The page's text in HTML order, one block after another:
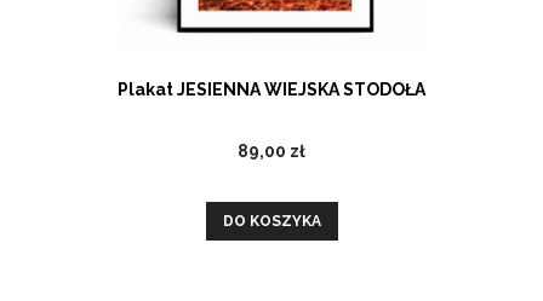
Plakat JESIENNA WIEJSKA STODOŁA
89,00 zł
DO KOSZYKA